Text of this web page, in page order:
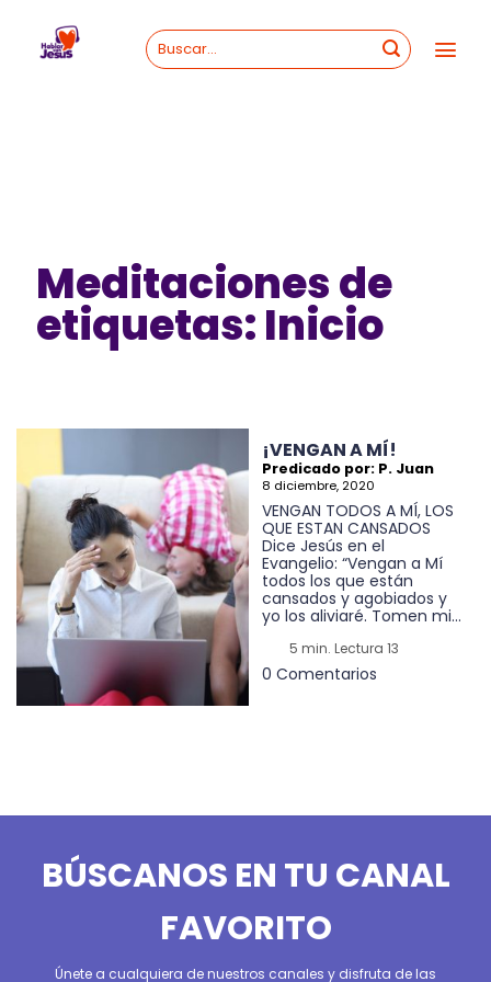
content
Meditaciones de
etiquetas: Inicio
¡VENGAN A MÍ!
Predicado por: P. Juan
8 diciembre, 2020
VENGAN TODOS A MÍ, LOS
QUE ESTAN CANSADOS
Dice Jesús en el
Evangelio: “Vengan a Mí
todos los que están
cansados y agobiados y
yo los aliviaré. Tomen mi...
5 min. Lectura 13
0 Comentarios
BÚSCANOS EN TU CANAL
FAVORITO
Únete a cualquiera de nuestros canales y disfruta de las